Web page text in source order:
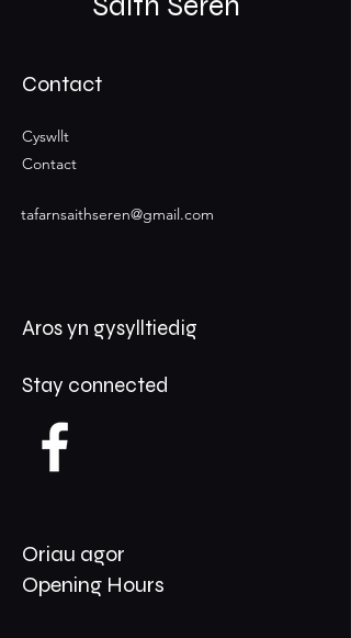
Contact
Cyswllt
Contact
tafarnsaithseren@gmail.com
Aros yn gysylltiedig
Stay connected
Oriau agor
Opening Hours